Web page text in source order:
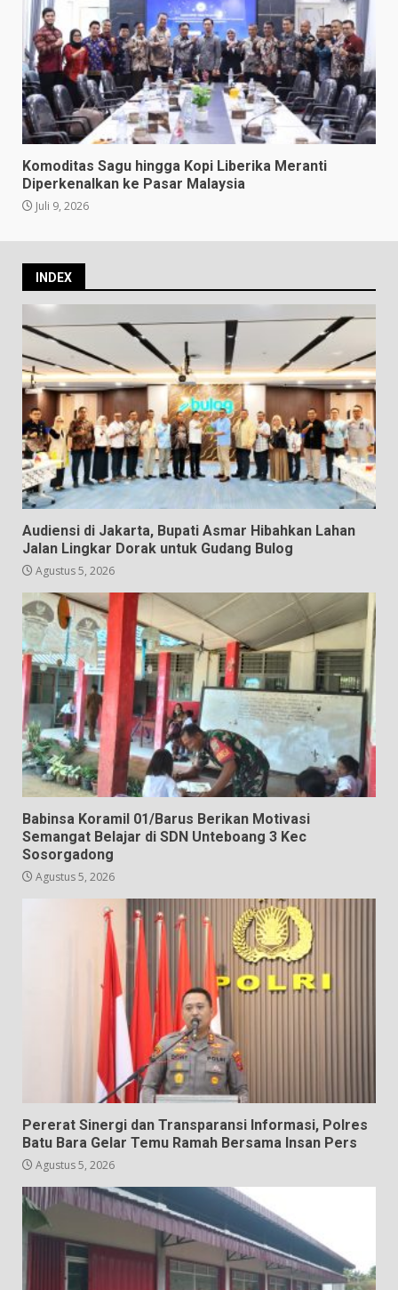
Komoditas Sagu hingga Kopi Liberika Meranti
Diperkenalkan ke Pasar Malaysia
Juli 9, 2026
INDEX
Audiensi di Jakarta, Bupati Asmar Hibahkan Lahan
Jalan Lingkar Dorak untuk Gudang Bulog
Agustus 5, 2026
Babinsa Koramil 01/Barus Berikan Motivasi
Semangat Belajar di SDN Unteboang 3 Kec
Sosorgadong
Agustus 5, 2026
Pererat Sinergi dan Transparansi Informasi, Polres
Batu Bara Gelar Temu Ramah Bersama Insan Pers
Agustus 5, 2026